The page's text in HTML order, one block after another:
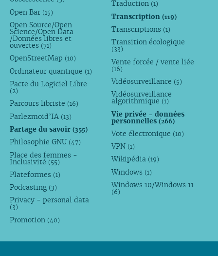
Open Bar (15)
Open Source/Open
Science/Open Data
/Données libres et
ouvertes (71)
OpenStreetMap (10)
Ordinateur quantique (1)
Pacte du Logiciel Libre
(2)
Parcours libriste (16)
Parlezmoid’IA (13)
Partage du savoir (355)
Philosophie GNU (47)
Place des femmes -
Inclusivité (55)
Plateformes (1)
Podcasting (3)
Privacy - personal data
(3)
Promotion (40)
Traduction (1)
Transcription(119)
Transcriptions (1)
Transition écologique
(33)
Vente forcée / vente liée
(16)
Vidéosurveillance (5)
Vidéosurveillance
algorithmique (1)
Vie privée - données
personnelles(266)
Vote électronique (10)
VPN (1)
Wikipédia (19)
Windows (1)
Windows 10/Windows 11
(6)